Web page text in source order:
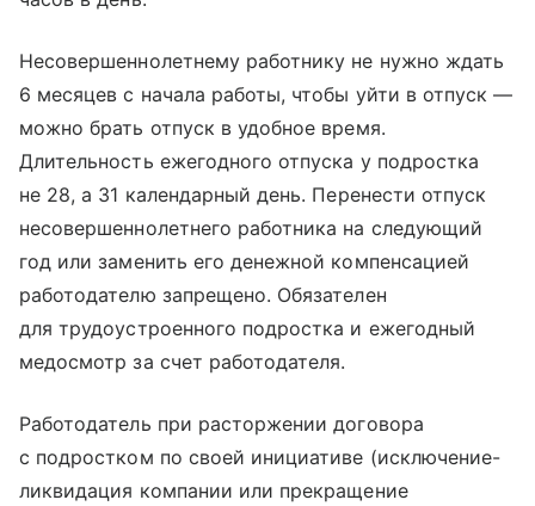
Несовершеннолетнему работнику не нужно ждать
6 месяцев с начала работы, чтобы уйти в отпуск —
можно брать отпуск в удобное время.
Длительность ежегодного отпуска у подростка
не 28, а 31 календарный день. Перенести отпуск
несовершеннолетнего работника на следующий
год или заменить его денежной компенсацией
работодателю запрещено. Обязателен
для трудоустроенного подростка и ежегодный
медосмотр за счет работодателя.
Работодатель при расторжении договора
с подростком по своей инициативе (исключение-
ликвидация компании или прекращение